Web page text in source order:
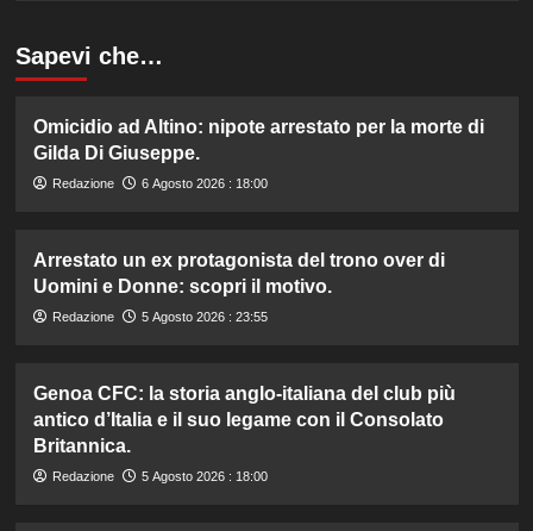
Sapevi che…
Omicidio ad Altino: nipote arrestato per la morte di
Gilda Di Giuseppe.
Redazione 6 Agosto 2026 : 18:00
Arrestato un ex protagonista del trono over di
Uomini e Donne: scopri il motivo.
Redazione 5 Agosto 2026 : 23:55
Genoa CFC: la storia anglo-italiana del club più
antico d’Italia e il suo legame con il Consolato
Britannica.
Redazione 5 Agosto 2026 : 18:00